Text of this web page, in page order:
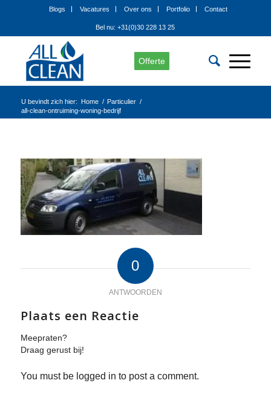
Blogs Vacatures Over ons Portfolio Contact
Bel nu: +31(0)30 228 13 25
Offerte
U bevindt zich hier: Home / Particulier /
all-clean-ontruiming-woning-bedrijf
0
ANTWOORDEN
Plaats een Reactie
Meepraten?
Draag gerust bij!
You must be logged in to post a comment.